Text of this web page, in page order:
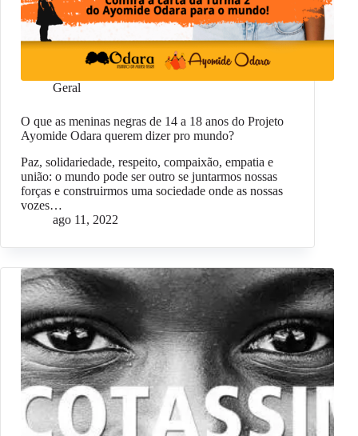
Geral
O que as meninas negras de 14 a 18 anos do Projeto
Ayomide Odara querem dizer pro mundo?
Paz, solidariedade, respeito, compaixão, empatia e
união: o mundo pode ser outro se juntarmos nossas
forças e construirmos uma sociedade onde as nossas
vozes…
ago 11, 2022